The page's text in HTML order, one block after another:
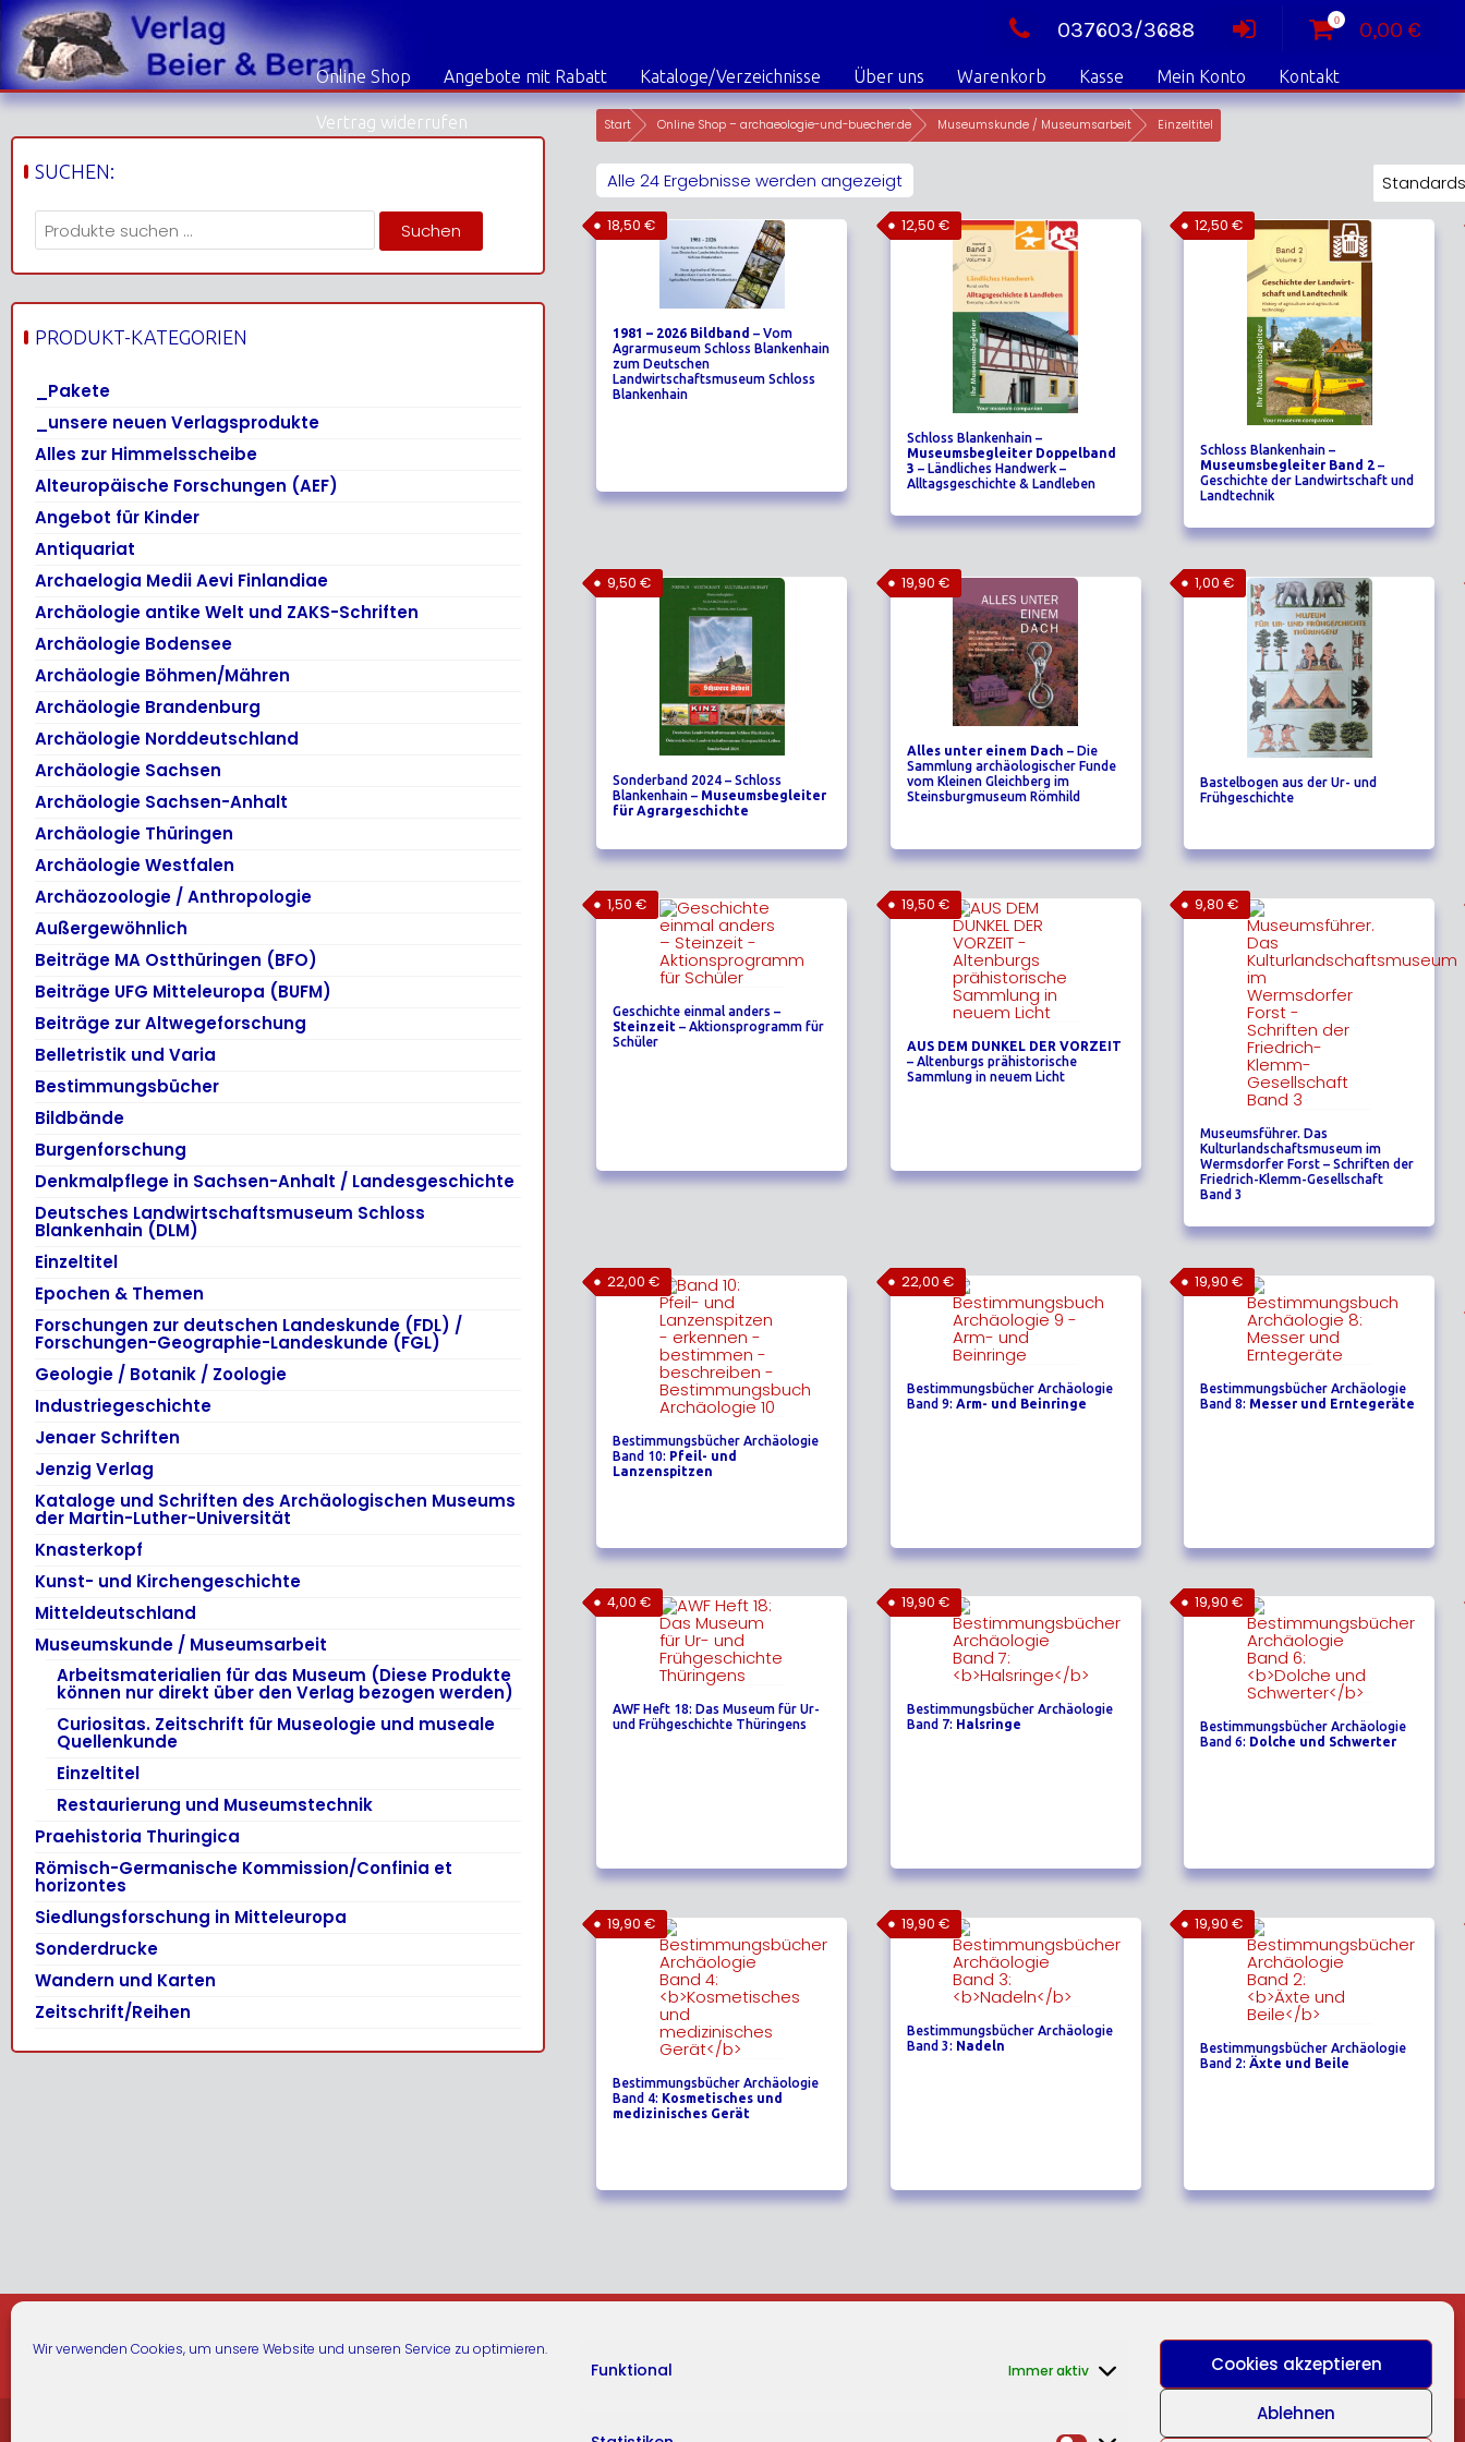
Wir verwenden Cookies, um unsere Website und unseren Service zu optimieren.
Funktional Immer aktiv Cookies akzeptieren
Ablehnen
Skip
to
content 037603/3688 0 0,00 €
Online Shop Angebote mit Rabatt Kataloge/Verzeichnisse Über uns Warenkorb Kasse Mein Konto Kontakt
Vertrag widerrufen Start Online Shop – archaeologie-und-buecher.de Museumskunde / Museumsarbeit Einzeltitel
Alle 24 Ergebnisse werden angezeigt
1981 – 2026 Bildband – Vom
Agrarmuseum Schloss Blankenhain
zum Deutschen
Landwirtschaftsmuseum Schloss
Blankenhain
18,50€
Schloss Blankenhain –
Museumsbegleiter Doppelband
3 – Ländliches Handwerk –
Alltagsgeschichte & Landleben
12,50 €
Schloss Blankenhain –
Museumsbegleiter Band 2 –
Geschichte der Landwirtschaft und
Landtechnik
12,50€
Sonderband 2024 – Schloss
Blankenhain – Museumsbegleiter
für Agrargeschichte
9,50€
Alles unter einem Dach – Die
Sammlung archäologischer Funde
vom Kleinen Gleichberg im
Steinsburgmuseum Römhild
19,90 €
Bastelbogen aus der Ur- und
Frühgeschichte
1,00€
Geschichte einmal anders –
Steinzeit – Aktionsprogramm für
Schüler
1,50€
AUS DEM DUNKEL DER VORZEIT
– Altenburgs prähistorische
Sammlung in neuem Licht
19,50 €
Museumsführer. Das
Kulturlandschaftsmuseum im
Wermsdorfer Forst – Schriften der
Friedrich-Klemm-Gesellschaft
Band 3
9,80€
Bestimmungsbücher Archäologie
Band 10: Pfeil- und
Lanzenspitzen
22,00€
Bestimmungsbücher Archäologie
Band 9: Arm- und Beinringe
22,00 €
Bestimmungsbücher Archäologie
Band 8: Messer und Erntegeräte
19,90€
AWF Heft 18: Das Museum für Ur-
und Frühgeschichte Thüringens
4,00€
Bestimmungsbücher Archäologie
Band 7: Halsringe
19,90 €
Bestimmungsbücher Archäologie
Band 6: Dolche und Schwerter
19,90€
Bestimmungsbücher Archäologie
Band 4: Kosmetisches und
medizinisches Gerät
19,90€
Bestimmungsbücher Archäologie
Band 3: Nadeln
19,90 €
Bestimmungsbücher Archäologie
Band 2:Äxte und Beile
19,90€
SUCHEN:
Suchen
nach: Suchen
PRODUKT-KATEGORIEN
_Pakete
_unsere neuen Verlagsprodukte
Alles zur Himmelsscheibe
Alteuropäische Forschungen (AEF)
Angebot für Kinder
Antiquariat
Archaelogia Medii Aevi Finlandiae
Archäologie antike Welt und ZAKS-Schriften
Archäologie Bodensee
Archäologie Böhmen/Mähren
Archäologie Brandenburg
Archäologie Norddeutschland
Archäologie Sachsen
Archäologie Sachsen-Anhalt
Archäologie Thüringen
Archäologie Westfalen
Archäozoologie / Anthropologie
Außergewöhnlich
Beiträge MA Ostthüringen (BFO)
Beiträge UFG Mitteleuropa (BUFM)
Beiträge zur Altwegeforschung
Belletristik und Varia
Bestimmungsbücher
Bildbände
Burgenforschung
Denkmalpflege in Sachsen-Anhalt / Landesgeschichte
Deutsches Landwirtschaftsmuseum Schloss
Blankenhain (DLM)
Einzeltitel
Epochen & Themen
Forschungen zur deutschen Landeskunde (FDL) /
Forschungen-Geographie-Landeskunde (FGL)
Geologie / Botanik / Zoologie
Industriegeschichte
Jenaer Schriften
Jenzig Verlag
Kataloge und Schriften des Archäologischen Museums
der Martin-Luther-Universität
Knasterkopf
Kunst- und Kirchengeschichte
Mitteldeutschland
Museumskunde / Museumsarbeit
Arbeitsmaterialien für das Museum (Diese Produkte
können nur direkt über den Verlag bezogen werden)
Curiositas. Zeitschrift für Museologie und museale
Quellenkunde
Einzeltitel
Restaurierung und Museumstechnik
Praehistoria Thuringica
Römisch-Germanische Kommission/Confinia et
horizontes
Siedlungsforschung in Mitteleuropa
Sonderdrucke
Wandern und Karten
Zeitschrift/Reihen